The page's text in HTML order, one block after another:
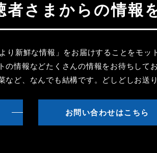
者さまからの情報
り新鮮な情報」をお届けすることをモッ
の情報などたくさんの情報をお待ちしてお
など、なんでも結構です。どしどしお送り
お問い合わせはこちら